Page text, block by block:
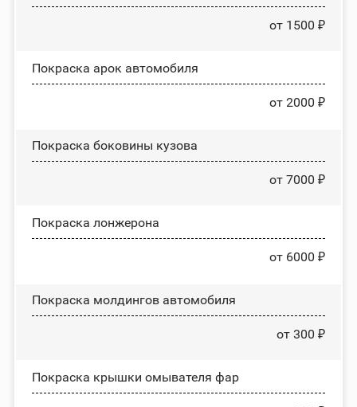
от 1500 ₽
Покраска арок автомобиля
от 2000 ₽
Покраска боковины кузова
от 7000 ₽
Покраска лонжерона
от 6000 ₽
Покраска молдингов автомобиля
от 300 ₽
Покраска крышки омывателя фар